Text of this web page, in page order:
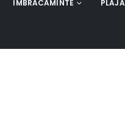
IMBRACAMINTE